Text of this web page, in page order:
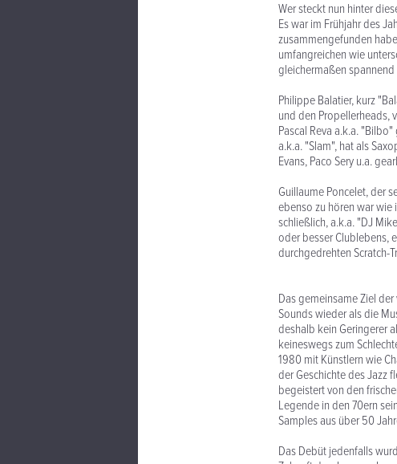
Wer steckt nun hinter
Es war im Frühjahr des
zusammengefunden
umfangreichen wie
gleichermaßen
Philippe Balatier, kurz
und den Propellerheads,
Pascal Reva a.k.a.
a.k.a. "Slam", hat als
Evans, Paco Sery u.a.
Guillaume Poncelet, der
ebenso zu hören war wie
schließlich, a.k.a. "DJ
oder besser Clublebens,
durchgedrehten Scratch-
Das gemeinsame Ziel
Sounds wieder als die
deshalb kein Geringerer
keineswegs zum
1980 mit Künstlern wie
der Geschichte des Jazz
begeistert von den
Legende in den 70ern
Samples aus über 50
Das Debüt jedenfalls